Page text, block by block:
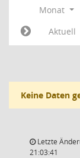
Monat
Aktuell
Keine Daten
Letzte
21:03:41